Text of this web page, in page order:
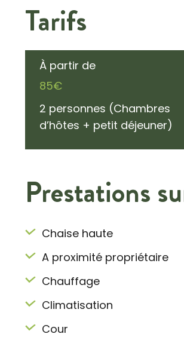
Tarifs
À partir de
85€
2 personnes (Chambres
d’hôtes + petit déjeuner)
Prestations
Chaise haute
A proximité propriétaire
Chauffage
Climatisation
Cour